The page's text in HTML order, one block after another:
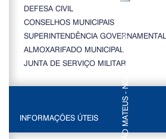
DEFESA CIVIL
CONSELHOS MUNICIPAIS
SUPERINTENDÊNCIA GOVERNAMENTAL
ALMOXARIFADO MUNICIPAL
JUNTA DE SERVIÇO MILITAR
INFORMAÇÕES ÚTEIS